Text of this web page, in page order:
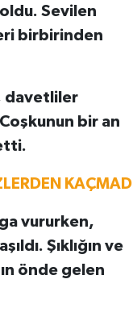
Sevilen
birbirinden
davetliler
bir an
KAÇMADI
vururken,
Şıklığın ve
önde gelen